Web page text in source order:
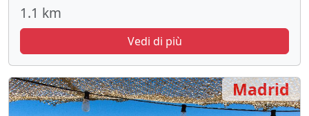
1.1 km
Vedi di più
Madrid